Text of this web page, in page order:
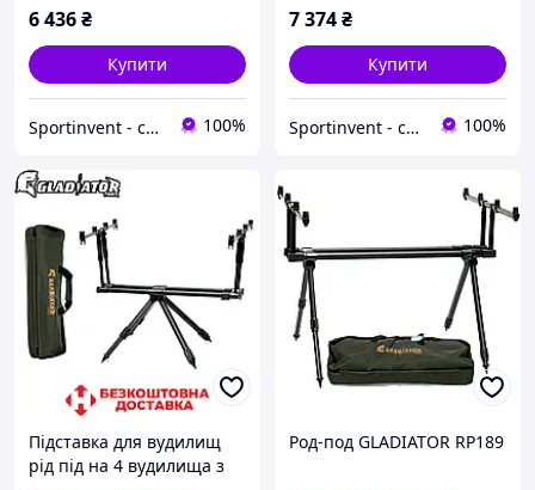
6 436₴
Купити
Sportinvent - спортивний інтернет магазин 100%
7 374₴
Купити
Sportinvent - спортивний інтернет магазин 100%
Підставка для вудилищ
рід під на 4 вудилища з
Род-под GLADIATOR RP189